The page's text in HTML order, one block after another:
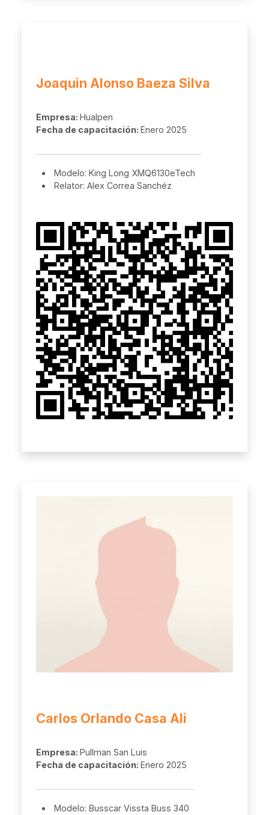
Joaquin Alonso Baeza Silva
Empresa: Hualpen
Fecha de capacitación: Enero 2025
Modelo: King Long XMQ6130eTech
Relator: Alex Correa Sanchéz
Carlos Orlando Casa Ali
Empresa: Pullman San Luis
Fecha de capacitación: Enero 2025
Modelo: Busscar Vissta Buss 340